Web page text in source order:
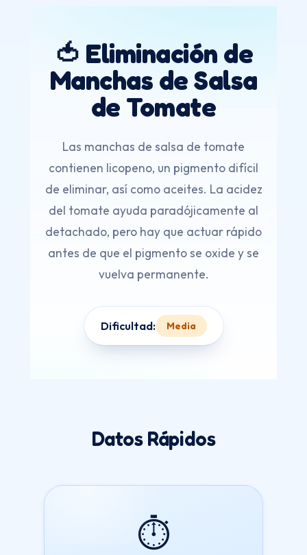
🍅 Eliminación de
Manchas de Salsa
de Tomate
Las manchas de salsa de tomate
contienen licopeno, un pigmento difícil
de eliminar, así como aceites. La acidez
del tomate ayuda paradójicamente al
detachado, pero hay que actuar rápido
antes de que el pigmento se oxide y se
vuelva permanente.
Dificultad: Media
Datos Rápidos
⏱️